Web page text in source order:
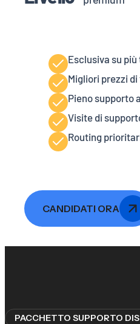
Esclusiva su
Migliori prezzi
Pieno supporto
Visite di
Routing
CANDIDATI ORA
PACCHETTO SUPPORTO